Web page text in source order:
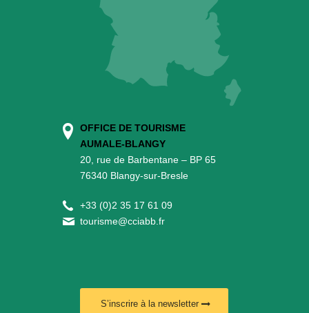
OFFICE DE TOURISME
AUMALE-BLANGY
20, rue de Barbentane – BP 65
76340 Blangy-sur-Bresle
+33 (0)2 35 17 61 09
tourisme@cciabb.fr
S’inscrire à la newsletter